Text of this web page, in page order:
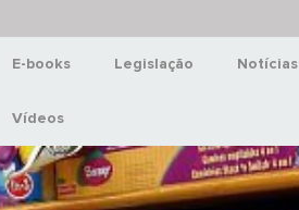
E-books Legislação Notícias
Vídeos